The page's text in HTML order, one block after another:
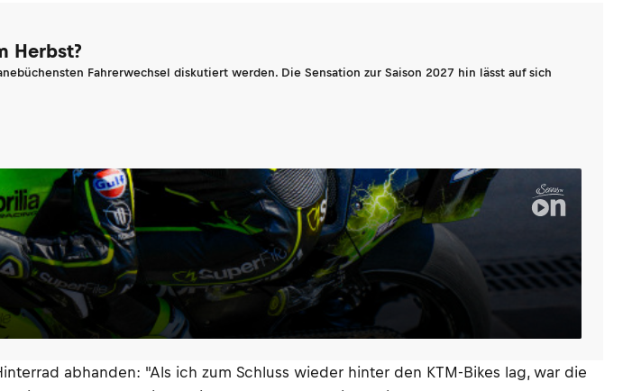
Herbst?
Fahrerwechsel diskutiert werden. Die Sensation zur Saison 2027 hin lässt auf sich
abhanden: "Als ich zum Schluss wieder hinter den KTM-Bikes lag, war die